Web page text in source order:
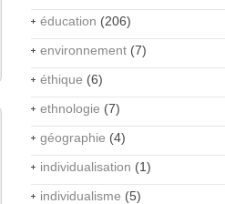
éducation (206)
environnement (7)
éthique (6)
ethnologie (7)
géographie (4)
individualisation (1)
individualisme (5)